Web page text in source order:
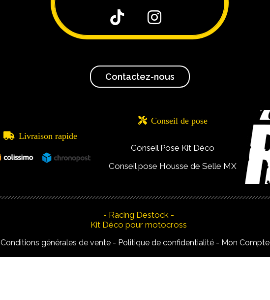
 
Contactez-nous
 Livraison rapide
 Conseil de pose
Conseil Pose Kit Déco
Conseil pose Housse de Selle MX
- Racing Destock -
Kit Déco pour motocross
Conditions générales de vente Politique de confidentialité Mon Compte